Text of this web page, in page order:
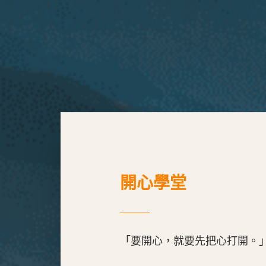
開心學堂
「要開心，就要先把心打開。